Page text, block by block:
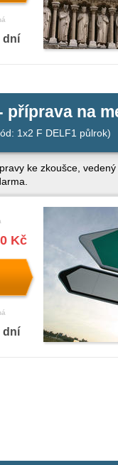
dní
příprava na
1x2 F DELF1 půlrok)
ke zkoušce,
Kč
dní